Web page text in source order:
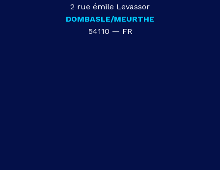
2 rue émile Levassor
DOMBASLE/MEURTHE
54110 — FR